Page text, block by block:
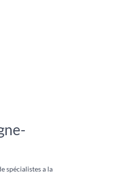
spécialistes a la